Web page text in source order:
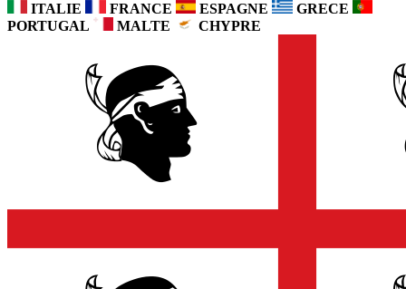
ITALIE FRANCE ESPAGNE
GRECE
PORTUGAL
MALTE CHYPRE